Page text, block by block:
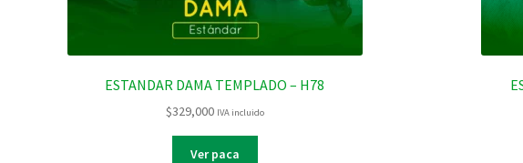
ESTANDAR DAMA TEMPLADO – H78
$329,000 IVA incluido
Ver paca